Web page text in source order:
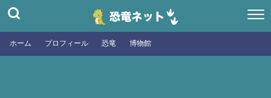
ホーム プロフィール 恐竜 博物館